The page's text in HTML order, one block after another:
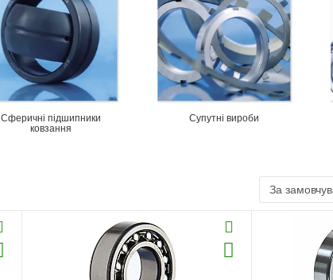
Сферичні підшипники
ковзання
Супутні вироби